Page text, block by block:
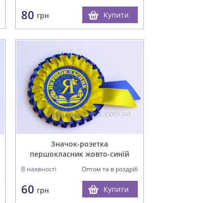
80 грн Купити
Значок-розетка
першокласник жовто-синій
В наявності Оптом та в роздріб
60 грн Купити